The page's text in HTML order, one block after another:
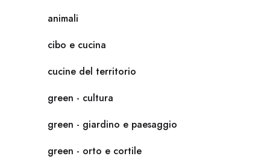
animali
cibo e cucina
cucine del territorio
green - cultura
green - giardino e paesaggio
green - orto e cortile